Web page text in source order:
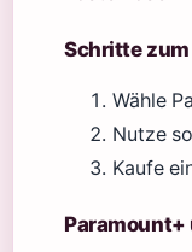
Schritte
Wähle
Nutze
Kaufe
Paramount+